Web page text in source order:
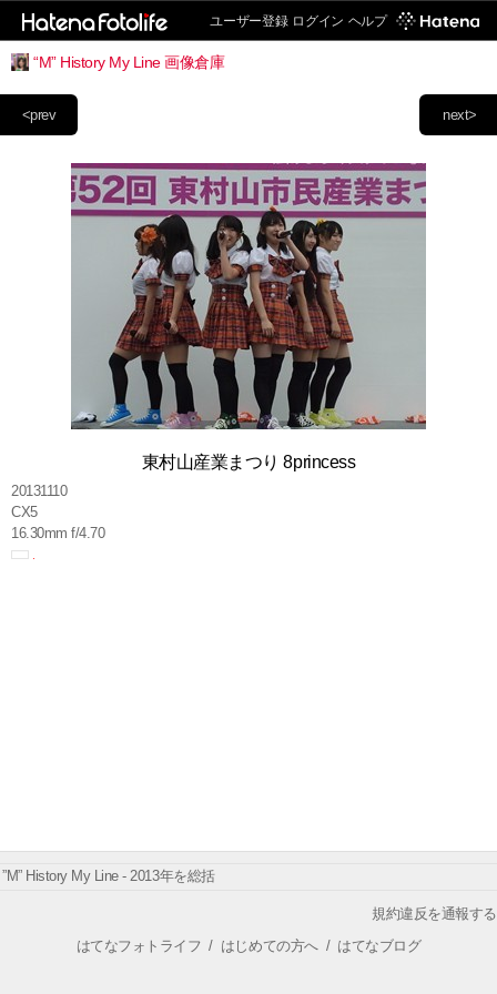
ユーザー登録 ログイン ヘルプ
“M” History My Line 画像倉庫
next>
<prev
東村山産業まつり 8princess
20131110
CX5
16.30mm f/4.70
”M” History My Line - 2013年を総括
規約違反を通報する
はてなフォトライフ / はじめての方へ/ はてなブログ